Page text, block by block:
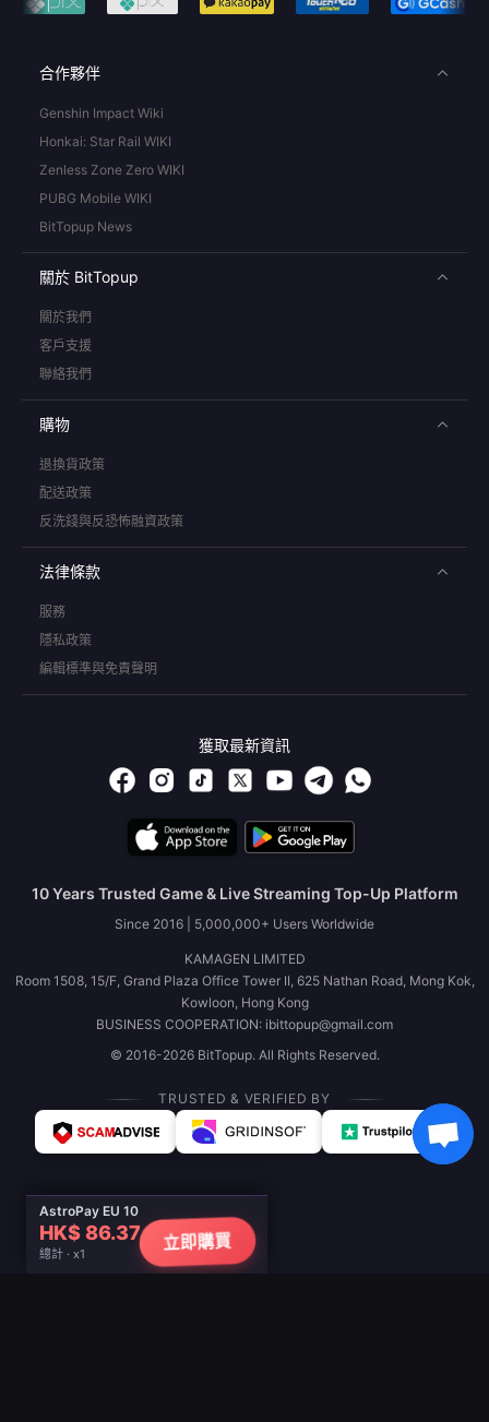
AstroPay EU 10
HK$ 86.37
總計 · x1
立即購買
合作夥伴
Genshin Impact Wiki
Honkai: Star Rail WIKI
Zenless Zone Zero WIKI
PUBG Mobile WIKI
BitTopup News
關於 BitTopup
關於我們
客戶支援
聯絡我們
購物
退換貨政策
配送政策
反洗錢與反恐怖融資政策
法律條款
服務
隱私政策
編輯標準與免責聲明
獲取最新資訊
10 Years Trusted Game & Live Streaming Top-Up Platform
Since 2016 | 5,000,000+ Users Worldwide
KAMAGEN LIMITED
Room 1508, 15/F, Grand Plaza Office Tower II, 625 Nathan Road, Mong Kok,
Kowloon, Hong Kong
BUSINESS COOPERATION: ibittopup@gmail.com
© 2016-2026 BitTopup. All Rights Reserved.
TRUSTED & VERIFIED BY